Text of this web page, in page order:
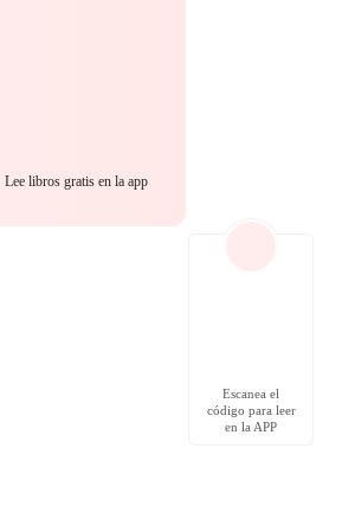
Lee libros gratis en la app
Escanea el
código para leer
en la APP